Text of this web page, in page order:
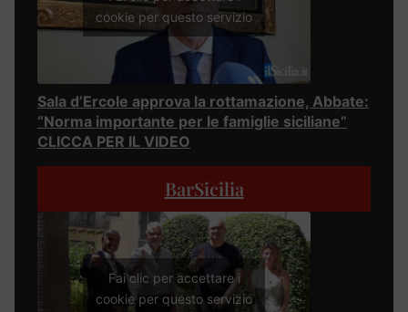
cookie per questo servizio
Sala d’Ercole approva la rottamazione, Abbate:
“Norma importante per le famiglie siciliane”
CLICCA PER IL VIDEO
BarSicilia
Fai clic per accettare i
cookie per questo servizio